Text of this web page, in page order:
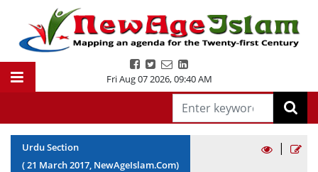
Fri Aug 07 2026,09:40 AM
Urdu Section
(21 March2017, NewAgeIslam.Com)
|